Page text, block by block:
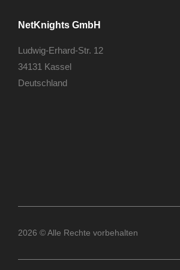
NetKnights GmbH
Ludwig-Erhard-Str. 12
34131 Kassel
Deutschland
2026 © Alle Rechte vorbehalten